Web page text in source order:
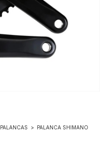
PALANCAS > PALANCA SHIMANO